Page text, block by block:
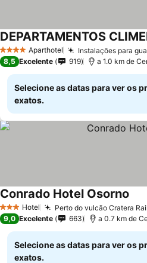
4 EstrelasAparthotel Instalações para
DEPARTAMENTOS
8,5 Excelente 919 a 1.0 km de
Selecione as datas para ver os
exatos.
3 EstrelasHotel Perto do vulcão Cratera
Conrado Hotel Osorno
9,0 Excelente 663 a 0.7 km de
Selecione as datas para ver os
exatos.